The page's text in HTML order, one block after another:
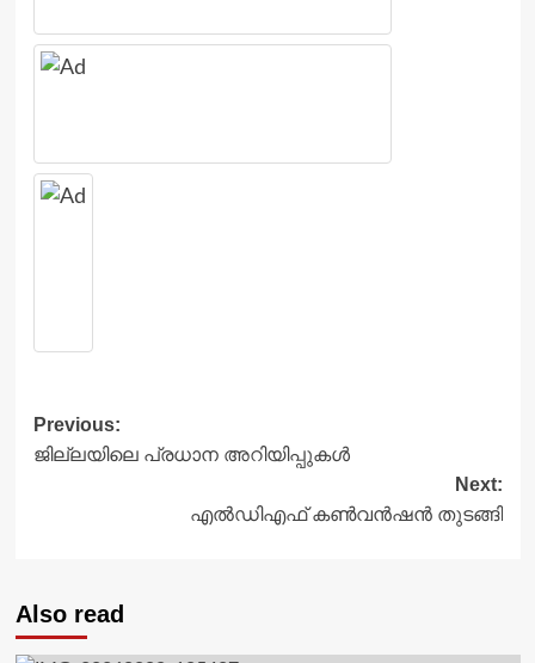
Post
navigation
Previous:
ജില്ലയിലെ പ്രധാന അറിയിപ്പുകൾ
Next:
എല്‍ഡിഎഫ് കണ്‍വന്‍ഷന്‍ തുടങ്ങി
Also read